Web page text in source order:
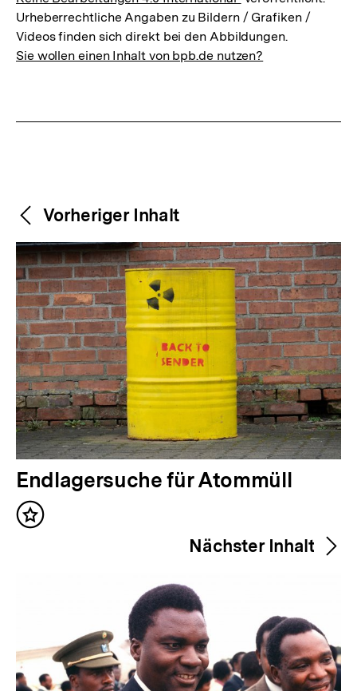
Urheberrechtliche Angaben zu Bildern / Grafiken /
Videos finden sich direkt bei den Abbildungen.
Sie wollen einen Inhalt von bpb.de nutzen?
Weitere
Inhalte
Content-
Navigation
Vorheriger Inhalt
V
o
r
g
e
Endlagersuche für Atommüll
Inhalt
Nächster Inhalt